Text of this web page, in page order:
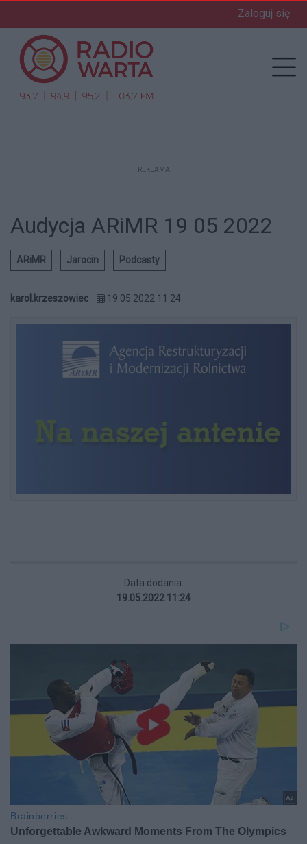
Zaloguj się
REKLAMA
Audycja ARiMR 19 05 2022
ARiMR Jarocin Podcasty
karol.krzeszowiec 19.05.2022 11:24
Data dodania:
19.05.2022 11:24